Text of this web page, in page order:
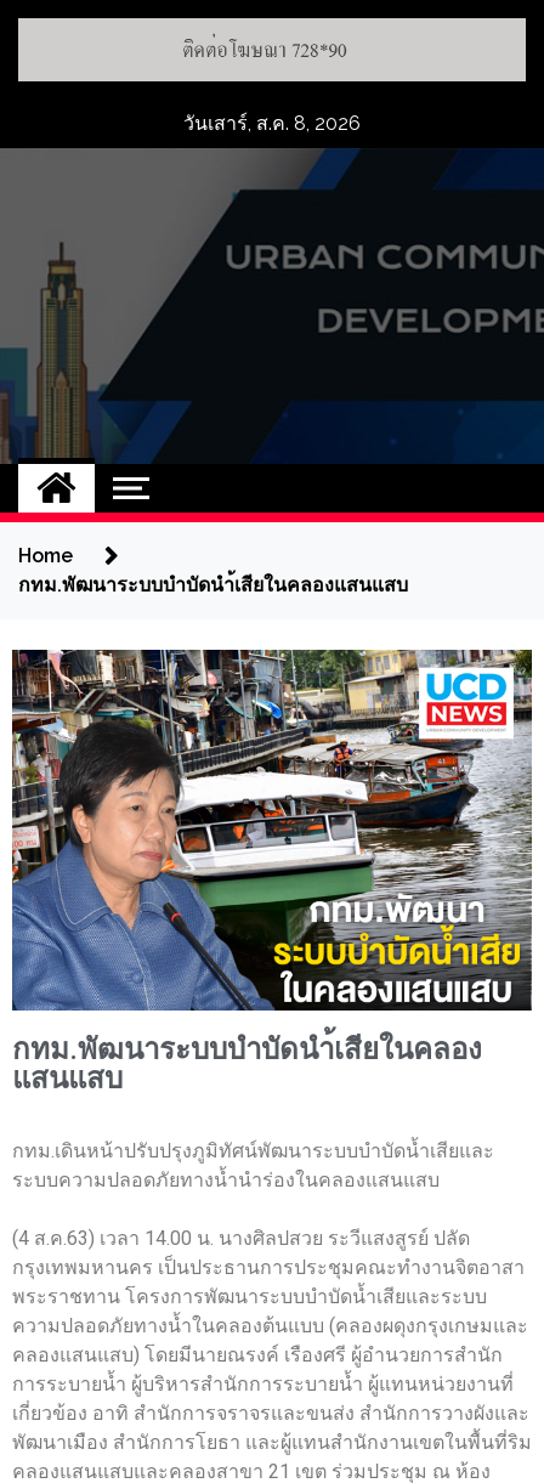
วันเสาร์, ส.ค. 8, 2026
UCD
NEW
Home
กทม.พัฒนาระบบบำบัดนำ้เสียในคลองแสนแสบ
กทม.พัฒนาระบบบำบัดนำ้เสียในคลอง
แสนแสบ
กทม.เดินหน้าปรับปรุงภูมิทัศน์พัฒนาระบบบำบัดน้ำเสียและ
ระบบความปลอดภัยทางน้ำนำร่องในคลองแสนแสบ
(4 ส.ค.63) เวลา 14.00 น. นางศิลปสวย ระวีแสงสูรย์ ปลัด
กรุงเทพมหานคร เป็นประธานการประชุมคณะทำงานจิตอาสา
พระราชทาน โครงการพัฒนาระบบบำบัดน้ำเสียและระบบ
ความปลอดภัยทางน้ำในคลองต้นแบบ (คลองผดุงกรุงเกษมและ
คลองแสนแสบ) โดยมีนายณรงค์ เรืองศรี ผู้อำนวยการสำนัก
การระบายน้ำ ผู้บริหารสำนักการระบายน้ำ ผู้แทนหน่วยงานที่
เกี่ยวข้อง อาทิ สำนักการจราจรและขนส่ง สำนักการวางผังและ
พัฒนาเมือง สำนักการโยธา และผู้แทนสำนักงานเขตในพื้นที่ริม
คลองแสนแสบและคลองสาขา 21 เขต ร่วมประชุม ณ ห้อง